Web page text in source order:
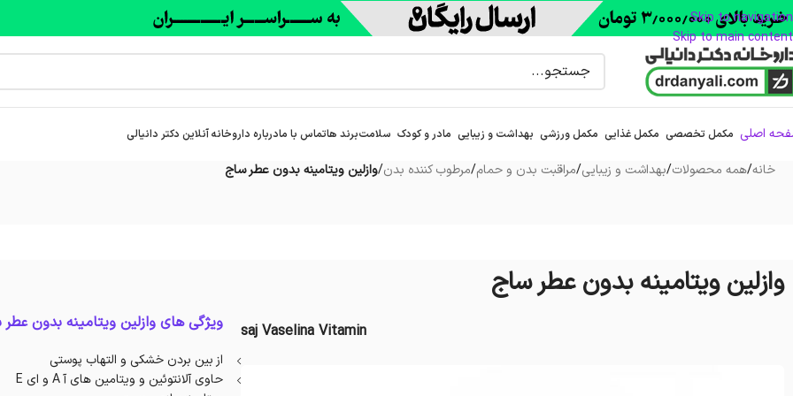
Skip to navigation
Skip to main content
اصلی مکمل تخصصی مکمل غذایی مکمل ورزشی بهداشت و زیبایی مادر و کودک سلامتبرند هاتماس با مادرباره‌ داروخانه آنلاین دکتر دانیالی
خانه/همه محصولات/بهداشت و زیبایی/مراقبت بدن و حمام/مرطوب کننده بدن/وازلین ویتامینه بدون عطر ساج
وازلین ویتامینه بدون عطر ساج
saj Vaselina Vitamin ویژگی های وازلین ویتامینه بدون
از بین بردن خشکی و التهاب پوستی
حاوی آلانتوئین و ویتامین های آ A و ای E